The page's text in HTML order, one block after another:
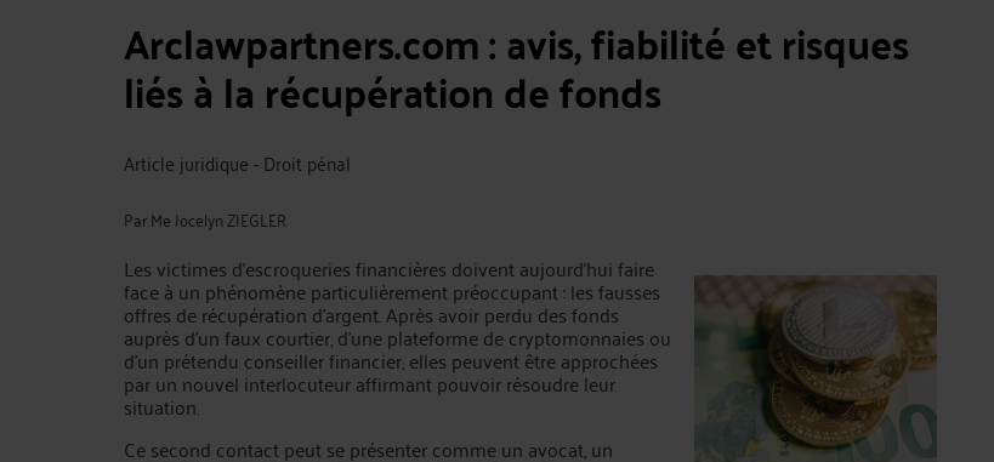
Arclawpartners.com : avis, fiabilité et risques
liés à la récupération de fonds
Article juridique - Droit pénal
ParMe Jocelyn ZIEGLER
Les victimes d’escroqueries financières doivent aujourd’hui faire
face à un phénomène particulièrement préoccupant : les fausses
offres de récupération d’argent. Après avoir perdu des fonds
auprès d’un faux courtier, d’une plateforme de cryptomonnaies ou
d’un prétendu conseiller financier, elles peuvent être approchées
par un nouvel interlocuteur affirmant pouvoir résoudre leur
situation.
Ce second contact peut se présenter comme un avocat, un